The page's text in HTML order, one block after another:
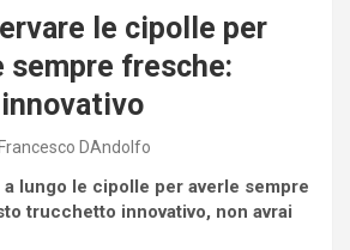
le cipolle per
sempre fresche:
Francesco DAndolfo
lungo le cipolle per averle sempre
trucchetto innovativo, non avrai